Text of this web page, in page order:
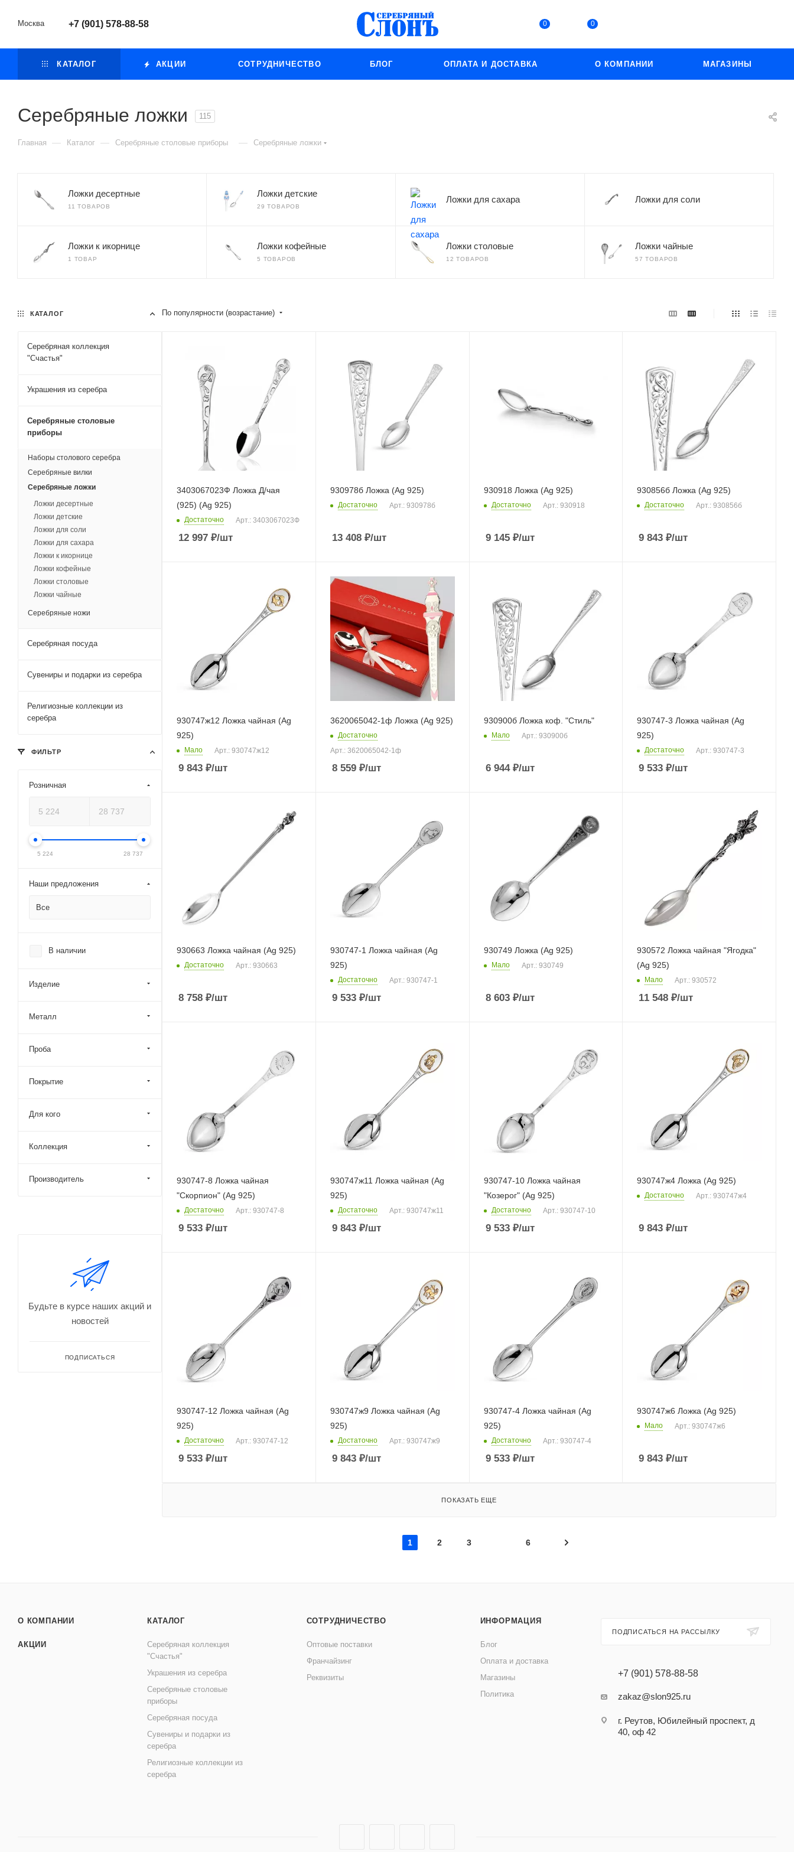
Москва +7 (901) 578-88-58 0 0
КАТАЛОГ АКЦИИ СОТРУДНИЧЕСТВО БЛОГ ОПЛАТА И ДОСТАВКА О КОМПАНИИ МАГАЗИНЫ
Серебряные ложки 115
Главная — Каталог — Серебряные столовые приборы — Серебряные ложки
Ложки десертные
11 ТОВАРОВ
Ложки детские
29 ТОВАРОВ
Ложки для сахара Ложки для соли
Ложки к икорнице
1 ТОВАР
Ложки кофейные
5 ТОВАРОВ
Ложки столовые
12 ТОВАРОВ
Ложки чайные
57 ТОВАРОВ
По популярности (возрастание)
3403067023Ф Ложка Д/чая
(925) (Ag 925)
Достаточно Арт.: 3403067023Ф
12 997 ₽/шт
930978б Ложка (Ag 925)
Достаточно Арт.: 930978б
13 408₽/шт
930918 Ложка (Ag 925)
Достаточно Арт.: 930918
9 145₽/шт
930856б Ложка (Ag 925)
Достаточно Арт.: 930856б
9 843 ₽/шт
930747ж12 Ложка чайная (Ag
925)
Мало Арт.: 930747ж12
9 843 ₽/шт
3620065042-1ф Ложка (Ag 925)
Достаточно
Арт.: 3620065042-1ф
8 559₽/шт
930900б Ложка коф. "Стиль"
Мало Арт.: 930900б
6 944₽/шт
930747-3 Ложка чайная (Ag
925)
Достаточно Арт.: 930747-3
9 533 ₽/шт
930663 Ложка чайная (Ag 925)
Достаточно Арт.: 930663
8 758 ₽/шт
930747-1 Ложка чайная (Ag
925)
Достаточно Арт.: 930747-1
9 533₽/шт
930749 Ложка (Ag 925)
Мало Арт.: 930749
8 603₽/шт
930572 Ложка чайная "Ягодка"
(Ag 925)
Мало Арт.: 930572
11 548 ₽/шт
930747-8 Ложка чайная
"Скорпион" (Ag 925)
Достаточно Арт.: 930747-8
9 533 ₽/шт
930747ж11 Ложка чайная (Ag
925)
Достаточно Арт.: 930747ж11
9 843₽/шт
930747-10 Ложка чайная
"Козерог" (Ag 925)
Достаточно Арт.: 930747-10
9 533₽/шт
930747ж4 Ложка (Ag 925)
Достаточно Арт.: 930747ж4
9 843 ₽/шт
930747-12 Ложка чайная (Ag
925)
Достаточно Арт.: 930747-12
9 533 ₽/шт
930747ж9 Ложка чайная (Ag
925)
Достаточно Арт.: 930747ж9
9 843₽/шт
930747-4 Ложка чайная (Ag
925)
Достаточно Арт.: 930747-4
9 533₽/шт
930747ж6 Ложка (Ag 925)
Мало Арт.: 930747ж6
9 843 ₽/шт
ПОКАЗАТЬ ЕЩЕ
1 2 3 6
КАТАЛОГ
Серебряная коллекция
"Счастья"
Украшения из серебра
Серебряные столовые
приборы
Наборы столового серебра
Серебряные вилки
Серебряные ложки
Ложки десертные
Ложки детские
Ложки для соли
Ложки для сахара
Ложки к икорнице
Ложки кофейные
Ложки столовые
Ложки чайные
Серебряные ножи
Серебряная посуда
Сувениры и подарки из серебра
Религиозные коллекции из
серебра
ФИЛЬТР
Розничная
5 224 28 737
Наши предложения
Все
В наличии
Изделие
Металл
Проба
Покрытие
Для кого
Коллекция
Производитель
Будьте в курсе наших акций и
новостей
ПОДПИСАТЬСЯ
О КОМПАНИИ
АКЦИИ
КАТАЛОГ
Серебряная коллекция
"Счастья"
Украшения из серебра
Серебряные столовые
приборы
Серебряная посуда
Сувениры и подарки из
серебра
Религиозные коллекции из
серебра
СОТРУДНИЧЕСТВО
Оптовые поставки
Франчайзинг
Реквизиты
ИНФОРМАЦИЯ
Блог
Оплата и доставка
Магазины
Политика
ПОДПИСАТЬСЯ НА РАССЫЛКУ
+7 (901) 578-88-58
zakaz@slon925.ru
г. Реутов, Юбилейный проспект, д
40, оф 42